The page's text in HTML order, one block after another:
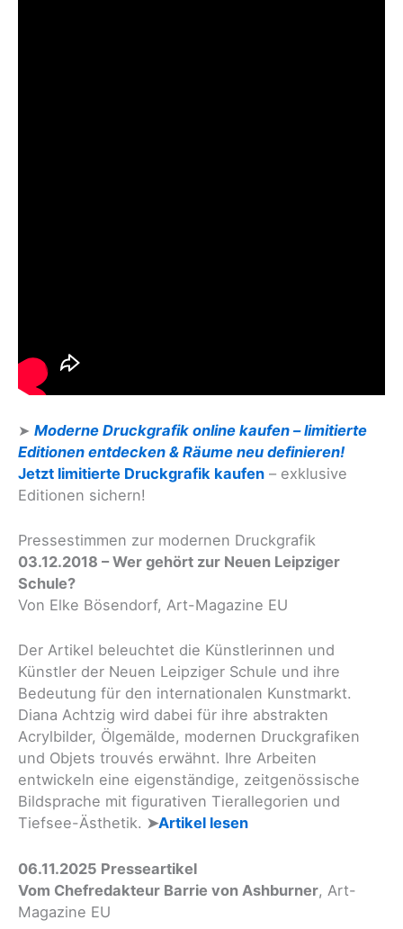
➤ Moderne Druckgrafik online kaufen – limitierte
Editionen entdecken & Räume neu definieren!
Jetzt limitierte Druckgrafik kaufen – exklusive
Editionen sichern!
Pressestimmen zur modernen Druckgrafik
03.12.2018 – Wer gehört zur Neuen Leipziger
Schule?
Von Elke Bösendorf, Art-Magazine EU
Der Artikel beleuchtet die Künstlerinnen und
Künstler der Neuen Leipziger Schule und ihre
Bedeutung für den internationalen Kunstmarkt.
Diana Achtzig wird dabei für ihre abstrakten
Acrylbilder, Ölgemälde, modernen Druckgrafiken
und Objets trouvés erwähnt. Ihre Arbeiten
entwickeln eine eigenständige, zeitgenössische
Bildsprache mit figurativen Tierallegorien und
Tiefsee-Ästhetik. ➤Artikel lesen
06.11.2025 Presseartikel
Vom Chefredakteur Barrie von Ashburner, Art-
Magazine EU